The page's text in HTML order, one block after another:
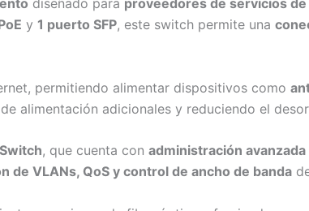
diseñado para proveedores de servicios
y 1 puerto SFP, este switch permite una
permitiendo alimentar dispositivos como
alimentación adicionales y reduciendo el
, que cuenta con administración avanzada
de VLANs, QoS y control de ancho de banda